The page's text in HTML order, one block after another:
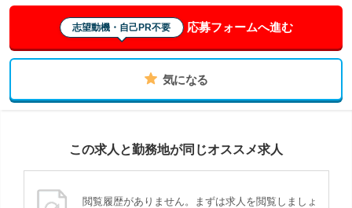
志望動機・自己PR不要 応募フォームへ進む
気になる
この求人と勤務地が同じオススメ求人
閲覧履歴がありません。まずは求人を閲覧しましょ